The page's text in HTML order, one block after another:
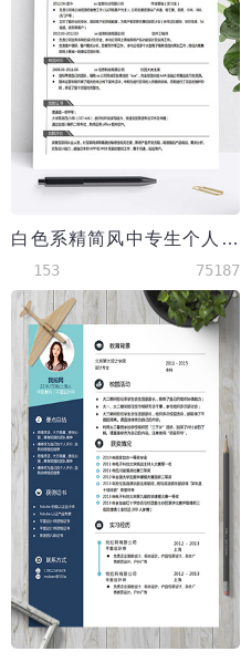
白色系精简风中专生个人简历模板
153 75187